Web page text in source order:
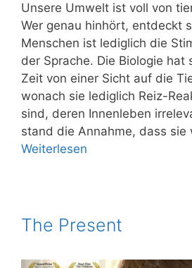
Unse­re Umwelt ist voll von
Wer genau hin­hört, ent­deckt
Men­schen ist ledig­lich die
der Spra­che. Die Bio­lo­gie hat
Zeit von einer Sicht auf die
wonach sie ledig­lich Reiz-
sind, deren Innen­le­ben
stand die Annah­me, dass
Wei­ter­le­sen
The Present